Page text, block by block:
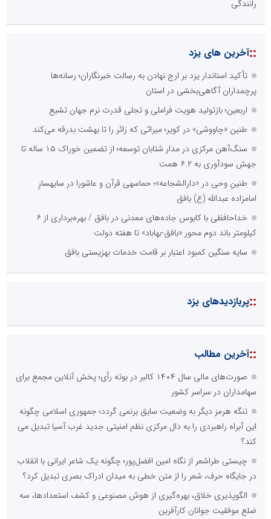
رانندگی
::آخرین های یزد
تأکید استاندار یزد بر ارج نهادن به رسالت خبرنگاران؛ رسانه‌ها
پرچمداران آگاهی‌بخشی در استان
اربعین؛ بازتولید هویت فراملی و تجلی قدرت نرم جهان تشیع
طنین «چاووشی» در کویر؛ میراثی که زائر را تا بهشت بدرقه می‌کند
سنگ‌آهن مرکزی در مدار شتابان توسعه؛ از تضمین خوراک ۱۵ ساله تا
جهش سودآوری به ۶.۲ همت
طنینِ وحی در «دارالشجاعه»؛ حماسهی قرآن و عاشورا در سایهسارِ
امامزاده عبدالله (ع) بافق
خداحافظی با کابوس جاده‌های معدنی در بافق / بهره‌برداری از ۶
کیلومتر باند دوم محور «بافق-بهاباد» تا هفته دولت
سایه سنگین کمبود اعتبار بر قامت خدمات بهزیستی بافق
::پربازدیدهای یزد
::آخرین مطالب
صورت‌های مالی سال ۱۴۰۴ کالبر در بوته رأی؛ پخش آنلاین مجمع برای
سهامداران در سراسر کشور
تنگه هرمز دیگر به وضعیت سابق برنمی گردد؛ جمهوری اسلامی چگونه
این آبراه راهبردی را به دال مرکزی نظم امنیتی جدید غرب آسیا تبدیل می
کند؟
چیستی طراشعر از نگاه امین افضل‌پور؛ چگونه یک شاعر ایرانی با انقلاب
در جایگاه حرف، شعر را از متن خطی به میدان ادراک بصری تبدیل کرد؟
الگوپذیری خلاق، بهره‌گیری از هوش مصنوعی و کشف استعدادها، سه
ضلع موفقیت جوانان کارآفرین